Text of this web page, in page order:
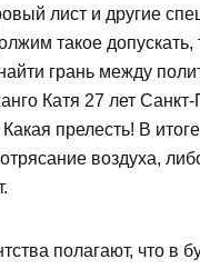
лист и другие
такое допускать,
грань между
Катя 27 лет Санкт-
прелесть! В
воздуха,
полагают, что в